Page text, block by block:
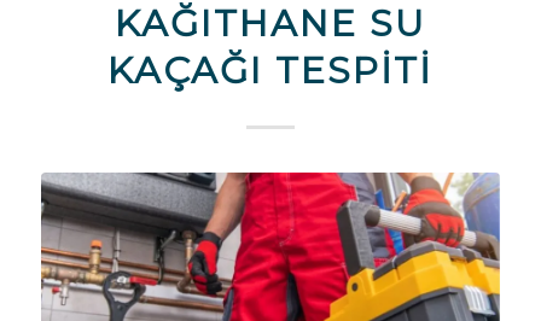
KAĞITHANE SU
KAÇAĞI TESPITI